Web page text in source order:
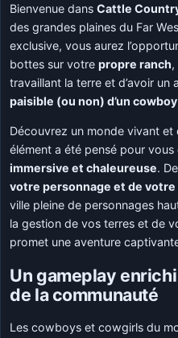
Bienvenue dansCattle
des grandes plaines du Far
exclusive, vous aurez
bottes sur votrepropre ranch,
travaillant la terre et d’avoir
paisible (ou non) d’un cowboy
Découvrez un monde vivant
élément a été pensé pour
immersive et chaleureuse.
votre personnage et de votre
ville pleine de personnages
la gestion de vos terres et de
promet une aventure
Un gameplay
de la communauté
Les cowboys et cowgirls du